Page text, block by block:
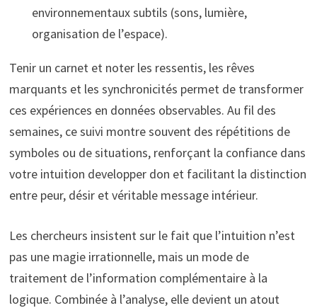
environnementaux subtils (sons, lumière,
organisation de l’espace).
Tenir un carnet et noter les ressentis, les rêves
marquants et les synchronicités permet de transformer
ces expériences en données observables. Au fil des
semaines, ce suivi montre souvent des répétitions de
symboles ou de situations, renforçant la confiance dans
votre intuition developper don et facilitant la distinction
entre peur, désir et véritable message intérieur.
Les chercheurs insistent sur le fait que l’intuition n’est
pas une magie irrationnelle, mais un mode de
traitement de l’information complémentaire à la
logique. Combinée à l’analyse, elle devient un atout